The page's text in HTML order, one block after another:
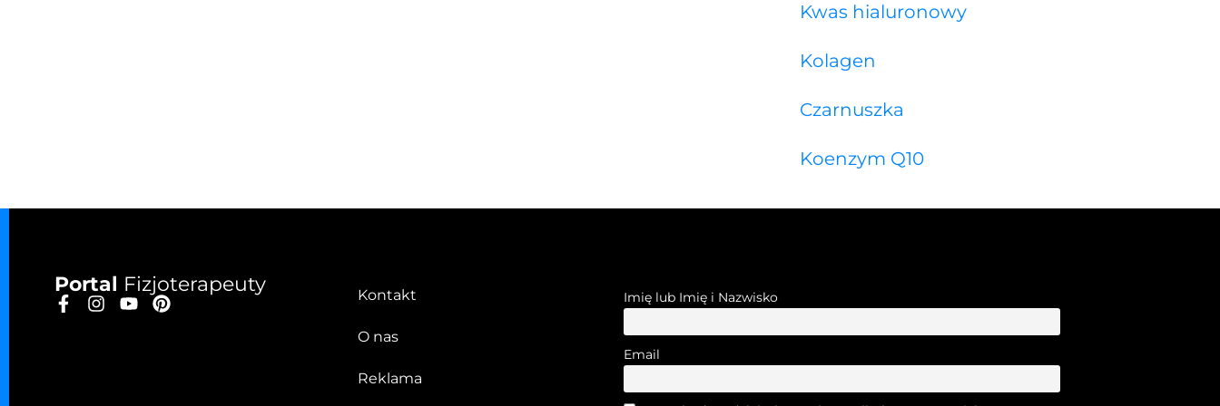
Kwas hialuronowy
Kolagen
Czarnuszka
Koenzym Q10
Portal Fizjoterapeuty Kontakt
O nas
Reklama
Imię lub Imię i Nazwisko
Email